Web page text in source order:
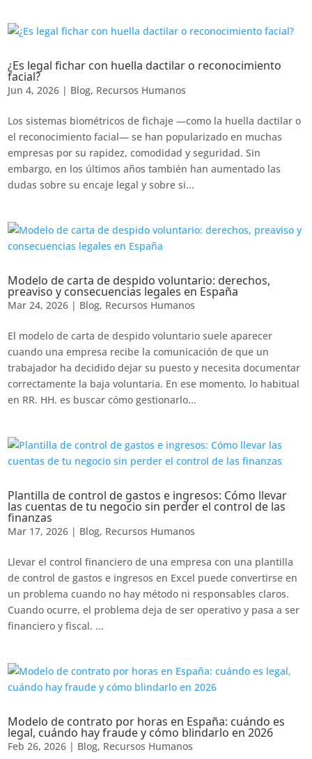
¿Es legal fichar con huella dactilar o reconocimiento
facial?
Jun 4, 2026 | Blog, Recursos Humanos
Los sistemas biométricos de fichaje —como la huella dactilar o
el reconocimiento facial— se han popularizado en muchas
empresas por su rapidez, comodidad y seguridad. Sin
embargo, en los últimos años también han aumentado las
dudas sobre su encaje legal y sobre si...
Modelo de carta de despido voluntario: derechos,
preaviso y consecuencias legales en España
Mar 24, 2026 | Blog, Recursos Humanos
El modelo de carta de despido voluntario suele aparecer
cuando una empresa recibe la comunicación de que un
trabajador ha decidido dejar su puesto y necesita documentar
correctamente la baja voluntaria. En ese momento, lo habitual
en RR. HH. es buscar cómo gestionarlo...
Plantilla de control de gastos e ingresos: Cómo llevar
las cuentas de tu negocio sin perder el control de las
finanzas
Mar 17, 2026 | Blog, Recursos Humanos
Llevar el control financiero de una empresa con una plantilla
de control de gastos e ingresos en Excel puede convertirse en
un problema cuando no hay método ni responsables claros.
Cuando ocurre, el problema deja de ser operativo y pasa a ser
financiero y fiscal. ...
Modelo de contrato por horas en España: cuándo es
legal, cuándo hay fraude y cómo blindarlo en 2026
Feb 26, 2026 | Blog, Recursos Humanos